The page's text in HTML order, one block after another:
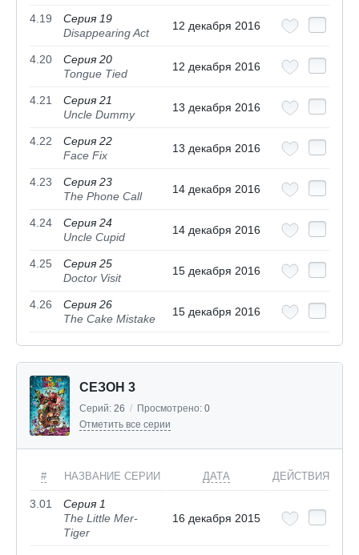
4.19
Серия 19
Disappearing Act
12 декабря 2016
4.20
Серия 20
Tongue Tied
12 декабря 2016
4.21
Серия 21
Uncle Dummy
13 декабря 2016
4.22
Серия 22
Face Fix
13 декабря 2016
4.23
Серия 23
The Phone Call
14 декабря 2016
4.24
Серия 24
Uncle Cupid
14 декабря 2016
4.25
Серия 25
Doctor Visit
15 декабря 2016
4.26
Серия 26
The Cake Mistake
15 декабря 2016
СЕЗОН 3
Серий: 26 / Просмотрено: 0
Отметить все серии
# НАЗВАНИЕ СЕРИИ ДАТА ДЕЙСТВИЯ
3.01
Серия 1
The Little Mer-
Tiger
16 декабря 2015